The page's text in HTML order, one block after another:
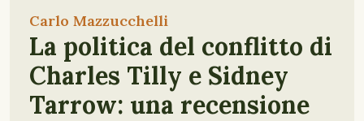
Carlo Mazzucchelli
La politica del conflitto di
Charles Tilly e Sidney
Tarrow: una recensione